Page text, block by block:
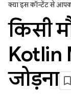
क्या इस कॉन्टेंट से
किसी
Kotlin
जोड़ना